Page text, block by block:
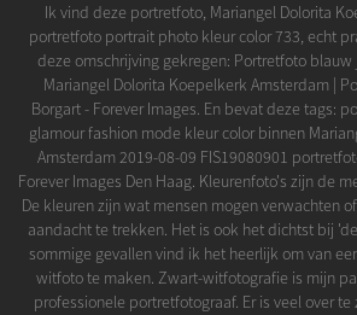
Ik vind deze portretfoto, Mariangel Dolorita
portretfoto portrait photo kleur color 733, echt
deze omschrijving gekregen: Portretfoto blauw
Mariangel Dolorita Koepelkerk Amsterdam |
Borgart - Forever Images. En bevat deze tags:
glamour fashion mode kleur color binnen
Amsterdam 2019-08-09 FIS19080901
Forever Images Den Haag. Kleurenfoto's zijn de
De kleuren zijn wat mensen mogen verwachten
aandacht te trekken. Het is ook het dichtst bij
sommige gevallen vind ik het heerlijk om van
witfoto te maken. Zwart-witfotografie is mijn
professionele portretfotograaf. Er is veel over